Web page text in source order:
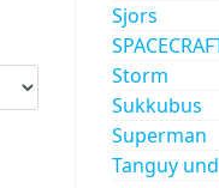
Sjors
Storm
Sukkubus
Superman
Tanguy